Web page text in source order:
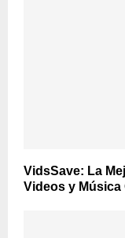
VidsSave: La
Videos y Música